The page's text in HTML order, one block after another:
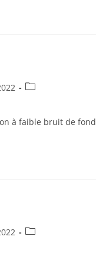
Beitrags-
à faible bruit de fond
Beitrags-